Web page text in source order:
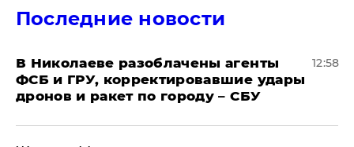
Последние новости
В Николаеве разоблачены агенты
ФСБ и ГРУ, корректировавшие удары
дронов и ракет по городу – СБУ
12:58